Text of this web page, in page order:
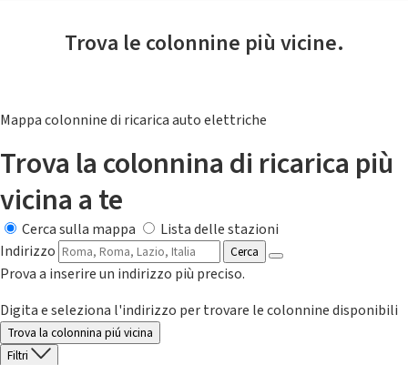
Trova le colonnine più vicine.
Mappa colonnine di ricarica auto elettriche
Trova la colonnina di ricarica più
vicina a te
Cerca sulla mappa
Lista delle stazioni
Indirizzo
Cerca
Prova a inserire un indirizzo più preciso.
Digita e seleziona l'indirizzo per trovare le colonnine disponibili
Trova la colonnina piú vicina
Filtri